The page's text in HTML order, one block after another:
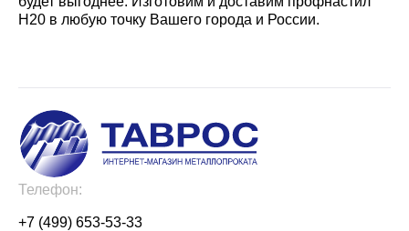
Н20 в любую точку Вашего города и России.
Телефон:
+7 (499) 653-53-33